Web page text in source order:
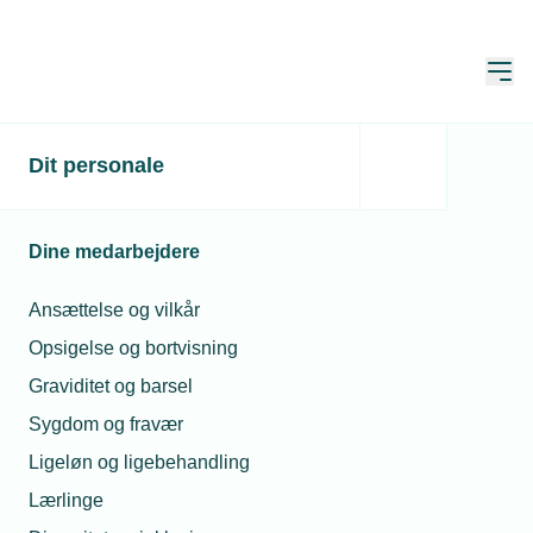
Dit personale
Dine medarbejdere
Ansættelse og vilkår
Opsigelse og bortvisning
Graviditet og barsel
Sygdom og fravær
Ligeløn og ligebehandling
Lærlinge
Husk at få erhvervslivet